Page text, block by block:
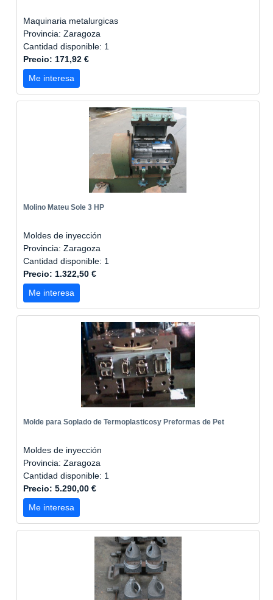
Maquinaria metalurgicas
Provincia: Zaragoza
Cantidad disponible: 1
Precio: 171,92 €
Me interesa
Molino Mateu Sole 3 HP
Moldes de inyección
Provincia: Zaragoza
Cantidad disponible: 1
Precio: 1.322,50 €
Me interesa
Molde para Soplado de Termoplasticosy Preformas de Pet
Moldes de inyección
Provincia: Zaragoza
Cantidad disponible: 1
Precio: 5.290,00 €
Me interesa